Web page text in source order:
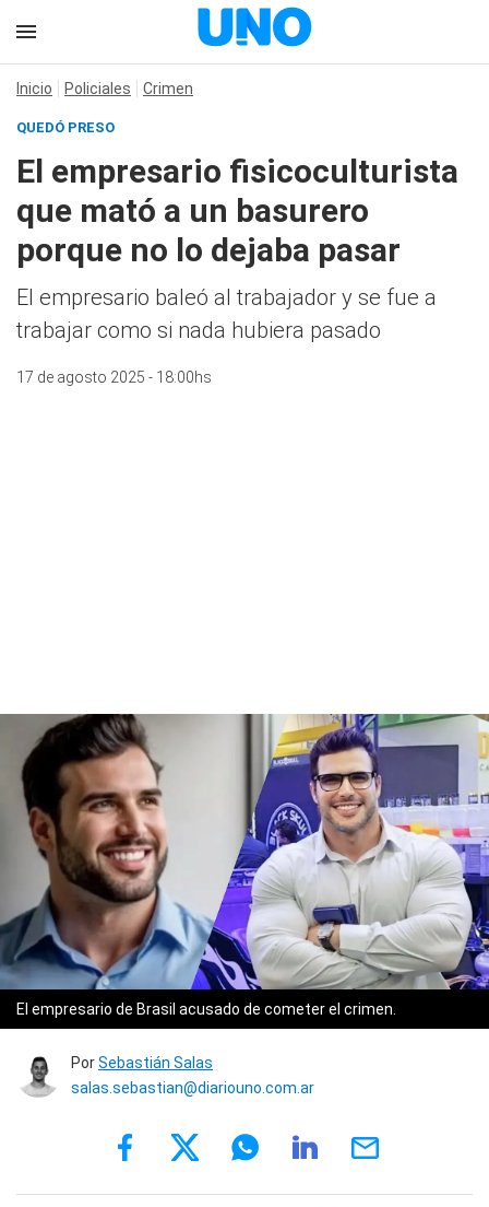
Inicio Policiales Crimen
QUEDÓ PRESO
El empresario fisicoculturista
que mató a un basurero
porque no lo dejaba pasar
El empresario baleó al trabajador y se fue a
trabajar como si nada hubiera pasado
17 de agosto 2025 - 18:00hs
El empresario de Brasil acusado de cometer el crimen.
PorSebastián Salas
salas.sebastian@diariouno.com.ar